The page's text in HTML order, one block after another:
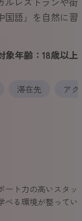
国語」を自然に習
象年齢：18歳以上
滞在先 ア
ート力の高いスタッ
べる環境が整ってい